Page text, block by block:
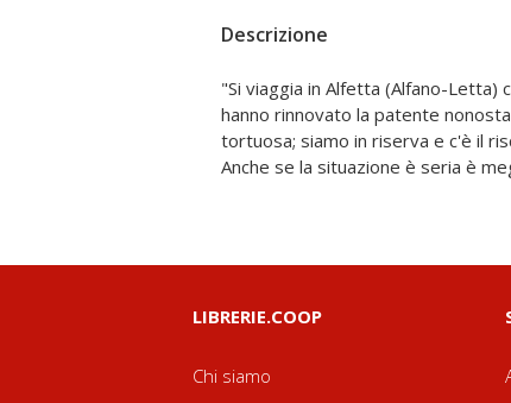
Descrizione
"Si viaggia in Alfetta (Alfano-Letta)
hanno rinnovato la patente
tortuosa; siamo in riserva e c'è il
Anche se la situazione è seria è
prenderla in allegria. La cosa più
finito il ventennio berlusconiano
LIBRERIE.COOP
Chi siamo